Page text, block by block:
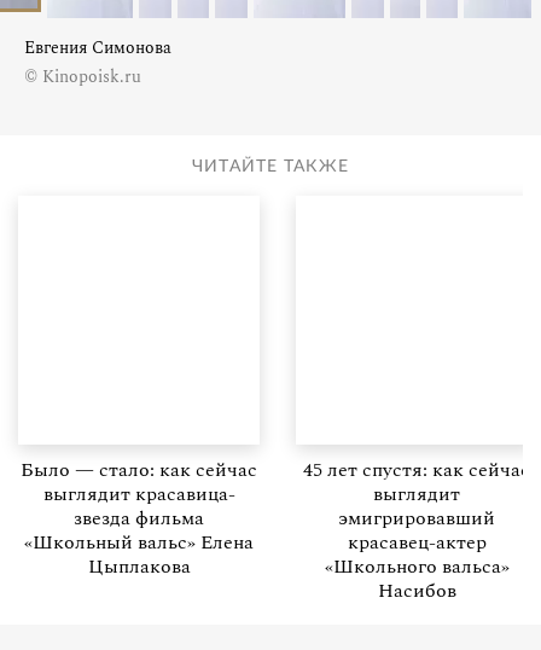
Евгения Симонова
© Kinopoisk.ru
ЧИТАЙТЕ ТАКЖЕ
Было — стало: как сейчас
выглядит красавица-
звезда фильма
«Школьный вальс» Елена
Цыплакова
45 лет спустя: как сейчас
выглядит
эмигрировавший
красавец-актер
«Школьного вальса»
Насибов